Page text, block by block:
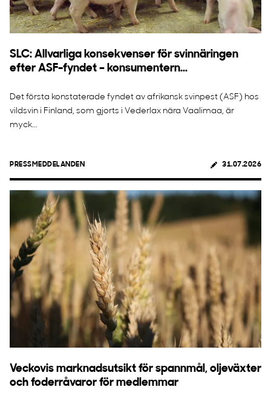
SLC: Allvarliga konsekvenser för svinnäringen
efter ASF-fyndet – konsumentern...
Det första konstaterade fyndet av afrikansk svinpest (ASF) hos
vildsvin i Finland, som gjorts i Vederlax nära Vaalimaa, är
myck...
PRESSMEDDELANDEN 31.07.2026
Veckovis marknadsutsikt för spannmål, oljeväxter
och foderråvaror för medlemmar